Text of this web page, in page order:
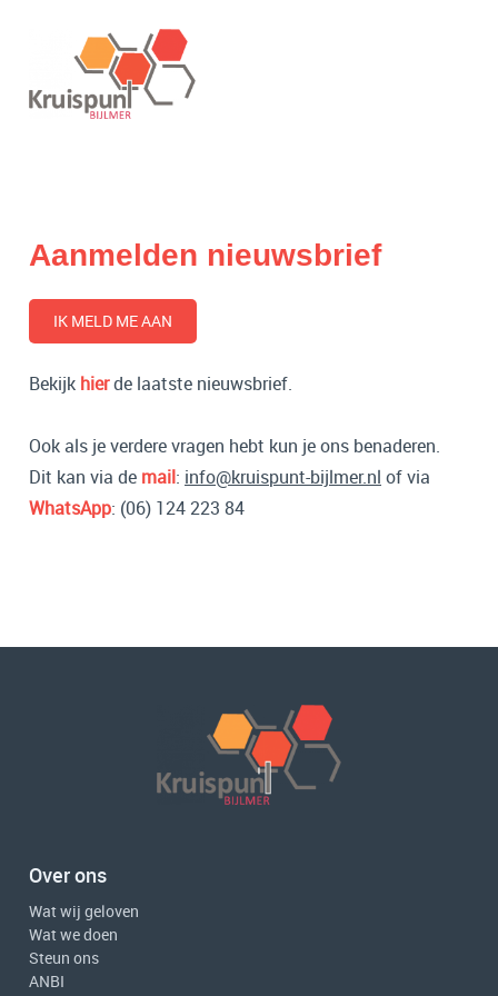
Aanmelden nieuwsbrief
IK MELD ME AAN
Bekijk hierde laatste nieuwsbrief.
Ook als je verdere vragen hebt kun je ons benaderen.
Dit kan via de mail: info@kruispunt-bijlmer.nl of via
WhatsApp: (06) 124 223 84
Over ons
Wat wij geloven
Wat we doen
Steun ons
ANBI